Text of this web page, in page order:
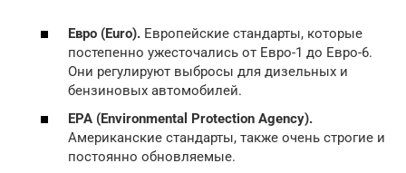
Евро (Euro). Европейские стандарты, которые
постепенно ужесточались от Евро-1 до Евро-6.
Они регулируют выбросы для дизельных и
бензиновых автомобилей.
EPA (Environmental Protection Agency).
Американские стандарты, также очень строгие и
постоянно обновляемые.